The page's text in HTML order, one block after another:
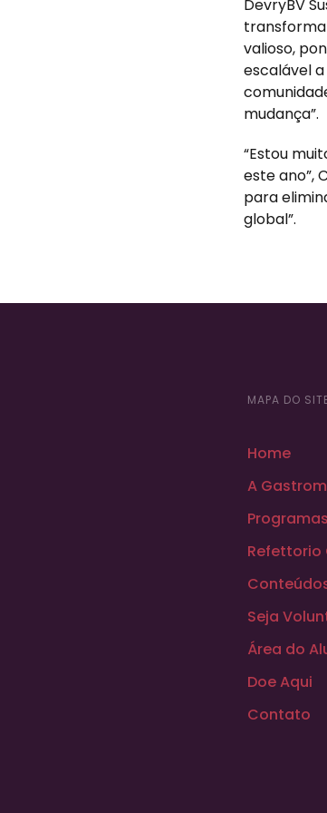
DevryBV
valioso,
escalável
mudança”.
“Estou
este ano”,
para
global”.
MAPA DO
Home
A
Seja
Área do
Doe Aqui
Contato